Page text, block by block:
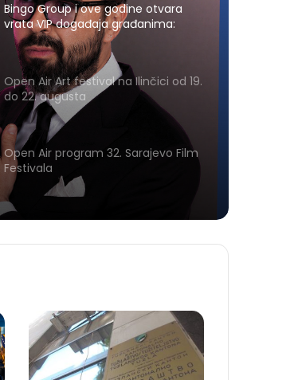
Bingo Group i ove godine otvara
vrata VIP događaja građanima:
Osvojite ulaznice za koncert Petra
Graše
Open Air Art festival na Ilinčici od 19.
do 22. augusta
Open Air program 32. Sarajevo Film
Festivala